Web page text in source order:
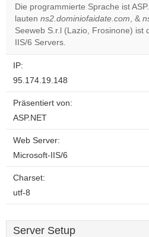
Die programmierte Sprache ist
lauten ns2.dominiofaidate.com, &
Seeweb S.r.l (Lazio, Frosinone) ist
IIS/6 Servers.
IP:
95.174.19.148
Präsentiert von:
ASP.NET
Web Server:
Microsoft-IIS/6
Charset:
utf-8
Server Setup